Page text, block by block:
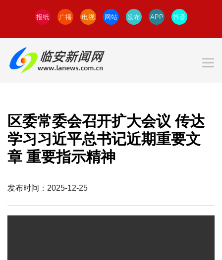
报纸 广播 电视 网站 发布 APP 抖音
区委常委会召开扩大会议 传达
学习习近平总书记近期重要文
章 重要指示精神
发布时间：2025-12-25